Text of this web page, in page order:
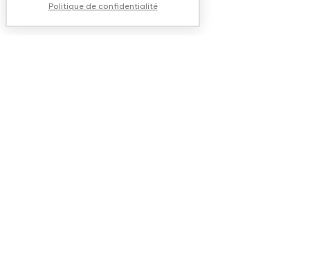
Politique de confidentialité